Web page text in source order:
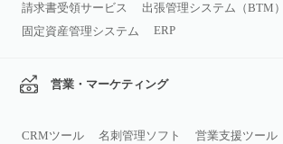
請求書受領サービス
出張管理システム（BTM）
固定資産管理システム
ERP
営業・マーケティング
CRMツール 名刺管理ソフト
営業支援ツール